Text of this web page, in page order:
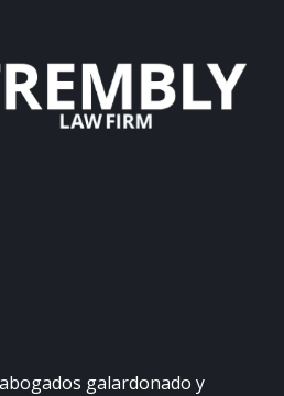
galardonado y